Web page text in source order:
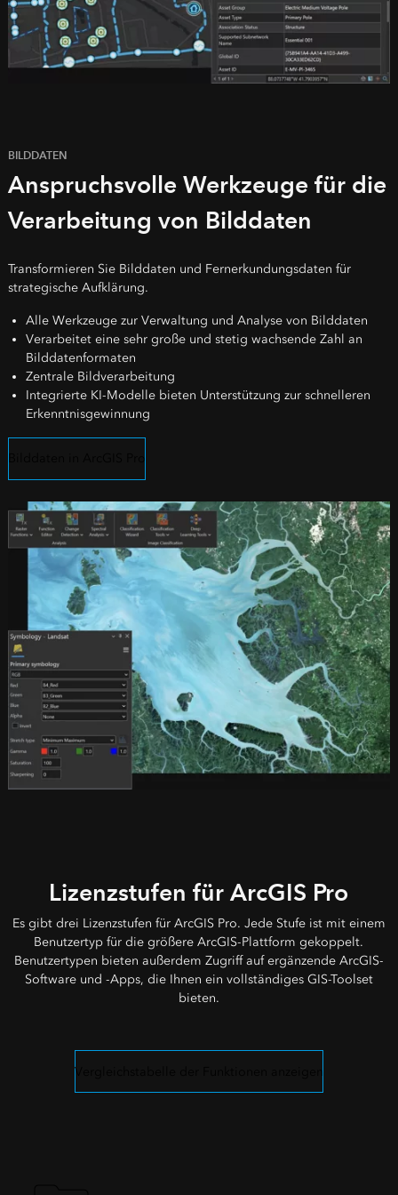
BILDDATEN
Anspruchsvolle Werkzeuge für die
Verarbeitung von Bilddaten
Transformieren Sie Bilddaten und Fernerkundungsdaten für
strategische Aufklärung.
Alle Werkzeuge zur Verwaltung und Analyse von Bilddaten
Verarbeitet eine sehr große und stetig wachsende Zahl an
Bilddatenformaten
Zentrale Bildverarbeitung
Integrierte KI-Modelle bieten Unterstützung zur schnelleren
Erkenntnisgewinnung
Lizenzstufen für ArcGIS Pro
Es gibt drei Lizenzstufen für ArcGIS Pro. Jede Stufe ist mit einem
Benutzertyp für die größere ArcGIS-Plattform gekoppelt.
Benutzertypen bieten außerdem Zugriff auf ergänzende ArcGIS-
Software und -Apps, die Ihnen ein vollständiges GIS-Toolset
bieten.
Vergleichstabelle der Funktionen anzeigen